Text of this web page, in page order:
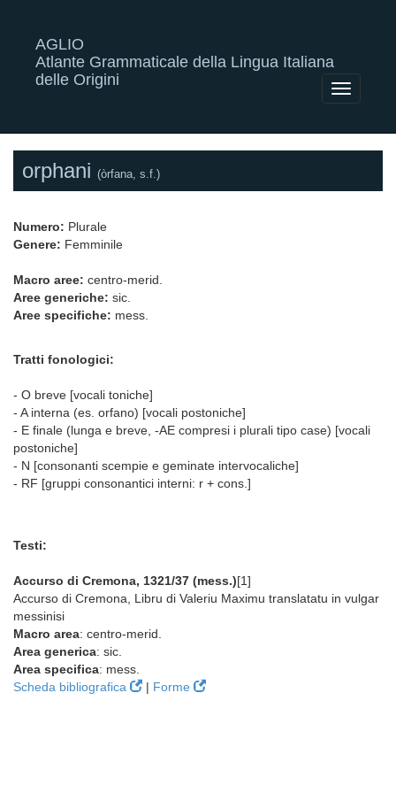
AGLIO
Atlante Grammaticale della Lingua Italiana
delle Origini
Toggle
orphani (òrfana, s.f.)
Numero: Plurale
Genere: Femminile
Macro aree: centro-merid.
Aree generiche: sic.
Aree specifiche: mess.
Tratti fonologici:
- O breve [vocali toniche]
- A interna (es. orfano) [vocali postoniche]
- E finale (lunga e breve, -AE compresi i plurali tipo case) [vocali
postoniche]
- N [consonanti scempie e geminate intervocaliche]
- RF [gruppi consonantici interni: r + cons.]
Testi:
Accurso di Cremona, 1321/37 (mess.)[1]
Accurso di Cremona, Libru di Valeriu Maximu translatatu in vulgar
messinisi
Macro area: centro-merid.
Area generica: sic.
Area specifica: mess.
Scheda bibliografica
| Forme